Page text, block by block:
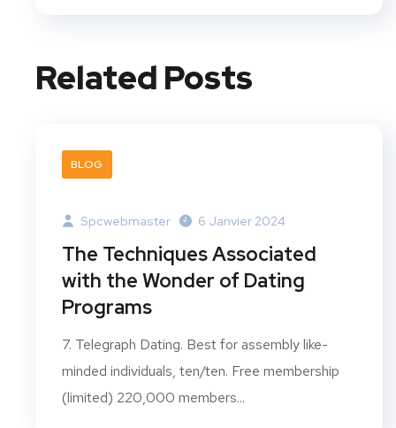
Related Posts
BLOG
Spcwebmaster 6 Janvier 2024
The Techniques Associated
with the Wonder of Dating
Programs
7. Telegraph Dating. Best for assembly like-
minded individuals, ten/ten. Free membership
(limited) 220,000 members...